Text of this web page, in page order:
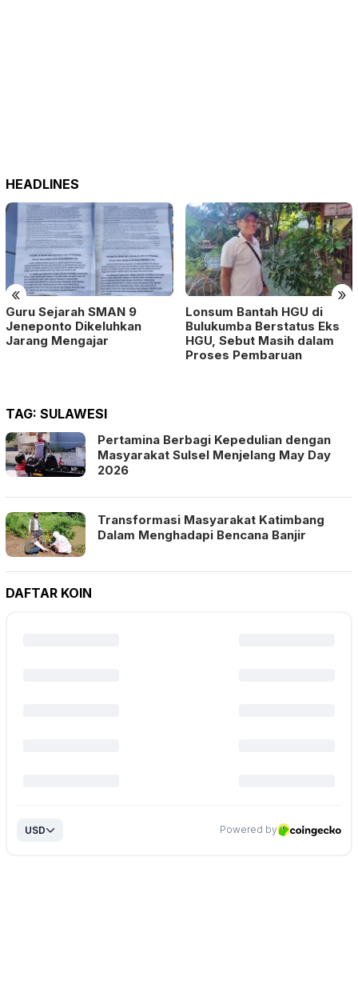
HEADLINES
« »
Guru Sejarah SMAN 9
Jeneponto Dikeluhkan
Jarang Mengajar
Lonsum Bantah HGU di
Bulukumba Berstatus Eks
HGU, Sebut Masih dalam
Proses Pembaruan
TAG: SULAWESI
Pertamina Berbagi Kepedulian dengan
Masyarakat Sulsel Menjelang May Day
2026
Transformasi Masyarakat Katimbang
Dalam Menghadapi Bencana Banjir
DAFTAR KOIN